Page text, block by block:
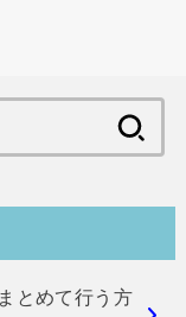
とめて行う方